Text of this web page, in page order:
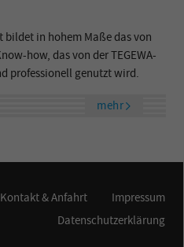
bildet in hohem Maße das von
how, das von der TEGEWA-
professionell genutzt wird.
mehr
Kontakt & Anfahrt
Impressum
Datenschutzerklärung